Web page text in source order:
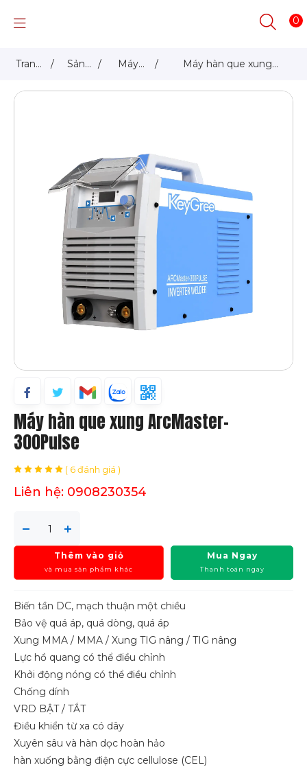
0
Trang
chủ
/ Sản
phẩm
/ Máy
hàn que
/ Máy hàn que xung
ArcMaster-300Pulse
Máy hàn que xung ArcMaster-
300Pulse
( 6 đánh giá )
Liên hệ: 0908230354
Thêm vào giỏ
và mua sản phẩm khác
Mua Ngay
Thanh toán ngay
Biến tần DC, mạch thuận một chiều
Bảo vệ quá áp, quá dòng, quá áp
Xung MMA / MMA / Xung TIG nâng / TIG nâng
Lực hồ quang có thể điều chỉnh
Khởi động nóng có thể điều chỉnh
Chống dính
VRD BẬT / TẮT
Điều khiển từ xa có dây
Xuyên sâu và hàn dọc hoàn hảo
hàn xuống bằng điện cực cellulose (CEL)